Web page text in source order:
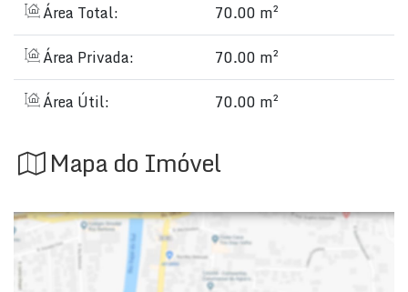
Área Total:
70.00 m²
Área Privada:
70.00 m²
Área Útil:
70.00 m²
Mapa do Imóvel